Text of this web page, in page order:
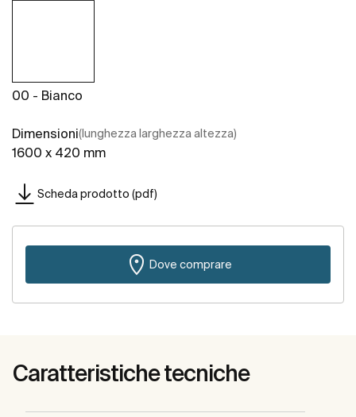
00 - Bianco
Dimensioni(lunghezza larghezza altezza)
1600 x 420 mm
Scheda prodotto (pdf)
Dove comprare
Caratteristiche tecniche